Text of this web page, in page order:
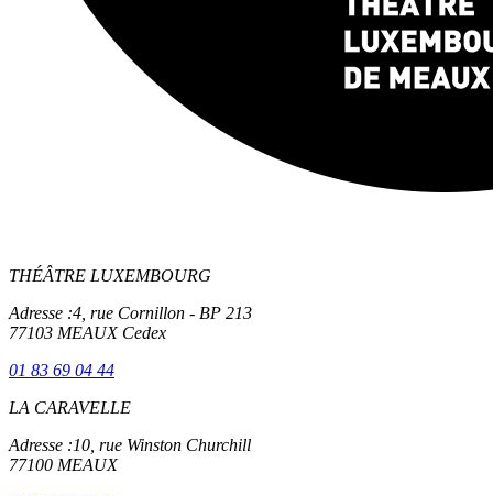
THÉÂTRE LUXEMBOURG
Adresse :4, rue Cornillon - BP 213
77103 MEAUX Cedex
01 83 69 04 44
LA CARAVELLE
Adresse :10, rue Winston Churchill
77100 MEAUX